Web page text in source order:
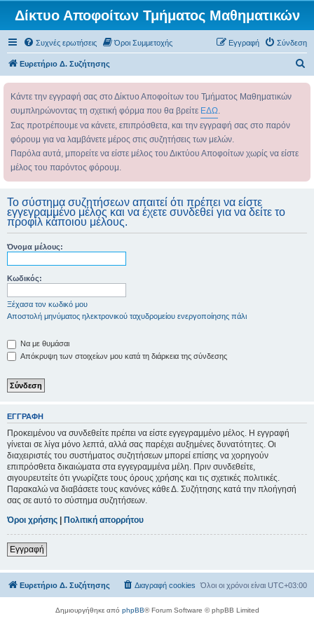
Δίκτυο Αποφοίτων Τμήματος Μαθηματικών
Συχνές ερωτήσεις Όροι Συμμετοχής Σύνδεση
Εγγραφή
Ευρετήριο Δ. Συζήτησης
σ
Κάντε την εγγραφή σας στο Δίκτυο Αποφοίτων του Τμήματος Μαθηματικών
συμπληρώνοντας τη σχετική φόρμα που θα βρείτε ΕΔΩ.
Σας προτρέπουμε να κάνετε, επιπρόσθετα, και την εγγραφή σας στο παρόν
φόρουμ για να λαμβάνετε μέρος στις συζητήσεις των μελών.
Παρόλα αυτά, μπορείτε να είστε μέλος του Δικτύου Αποφοίτων χωρίς να είστε
μέλος του παρόντος φόρουμ.
Το σύστημα συζητήσεων απαιτεί ότι πρέπει να είστε
εγγεγραμμένο μέλος και να έχετε συνδεθεί για να δείτε το
προφίλ κάποιου μέλους.
Όνομα μέλους:
Κωδικός:
Ξέχασα τον κωδικό μου
Αποστολή μηνύματος ηλεκτρονικού ταχυδρομείου ενεργοποίησης πάλι
Να με θυμάσαι
Απόκρυψη των στοιχείων μου κατά τη διάρκεια της σύνδεσης
ΕΓΓΡΑΦΉ
Προκειμένου να συνδεθείτε πρέπει να είστε εγγεγραμμένο μέλος. Η εγγραφή
γίνεται σε λίγα μόνο λεπτά, αλλά σας παρέχει αυξημένες δυνατότητες. Οι
διαχειριστές του συστήματος συζητήσεων μπορεί επίσης να χορηγούν
επιπρόσθετα δικαιώματα στα εγγεγραμμένα μέλη. Πριν συνδεθείτε,
σιγουρευτείτε ότι γνωρίζετε τους όρους χρήσης και τις σχετικές πολιτικές.
Παρακαλώ να διαβάσετε τους κανόνες κάθε Δ. Συζήτησης κατά την πλοήγησή
σας σε αυτό το σύστημα συζητήσεων.
Όροι χρήσης | Πολιτική απορρήτου
Εγγραφή
Ευρετήριο Δ. Συζήτησης Όλοι οι χρόνοι είναι UTC+03:00
Διαγραφή cookies
Δημιουργήθηκε από phpBB® Forum Software © phpBB Limited